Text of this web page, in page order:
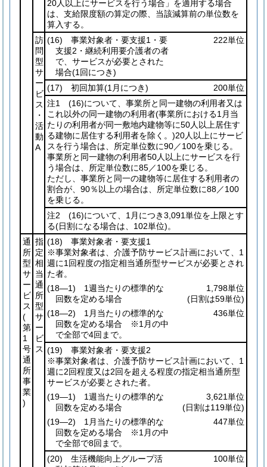
20人以上にサービスを行う場合」を適用する場合
は、支給限度額の算定の際、当該減算前の単位数を
算入する。
訪
問
型
サ
ー
ビ
ス
・
活
動
A
(16) 事業対象者・要支援1・要
支援2・継続利用要介護者の者
で、サービスが必要とされた
場合(1回につき)
222単位
(17) 初回加算(1月につき)
200単位
注1 (16)について、事業所と同一建物の利用者又は
これ以外の同一建物の利用者(事業所における1月当
たりの利用者が同一敷地内建物等に50人以上居住す
る建物に居住する利用者を除く。)20人以上にサービ
スを行う場合は、所定単位数に90／100を乗じる。
事業所と同一建物の利用者50人以上にサービスを行
う場合は、所定単位数に85／100を乗じる。
ただし、事業所と同一の建物等に居住する利用者の
割合が、90％以上の場合は、所定単位数に88／100
を乗じる。
注2 (16)について、1月につき3,091単位を上限とす
る(日割になる場合は、102単位)。
通
所
型
サ
ー
ビ
ス
(
第
1
号
通
所
事
業
)
指
定
相
当
通
所
型
サ
ー
ビ
ス
(18) 事業対象者・要支援1
※事業対象者は、介護予防サービス計画において、1
週に1回程度の指定相当通所型サービスが必要とされ
た者。
(18―1) 1週当たりの標準的な
回数を定める場合
1,798単位
(日割は59単位)
(18―2) 1月当たりの標準的な
回数を定める場合 ※1月の中
で全部で4回まで。
436単位
(19) 事業対象者・要支援2
※事業対象者は、介護予防サービス計画において、1
週に2回程度又は2回を超える程度の指定相当通所型
サービスが必要とされた者。
(19―1) 1週当たりの標準的な
回数を定める場合
3,621単位
(日割は119単位)
(19―2) 1月当たりの標準的な
回数を定める場合 ※1月の中
で全部で8回まで。
447単位
(20) 生活機能向上グループ活
100単位